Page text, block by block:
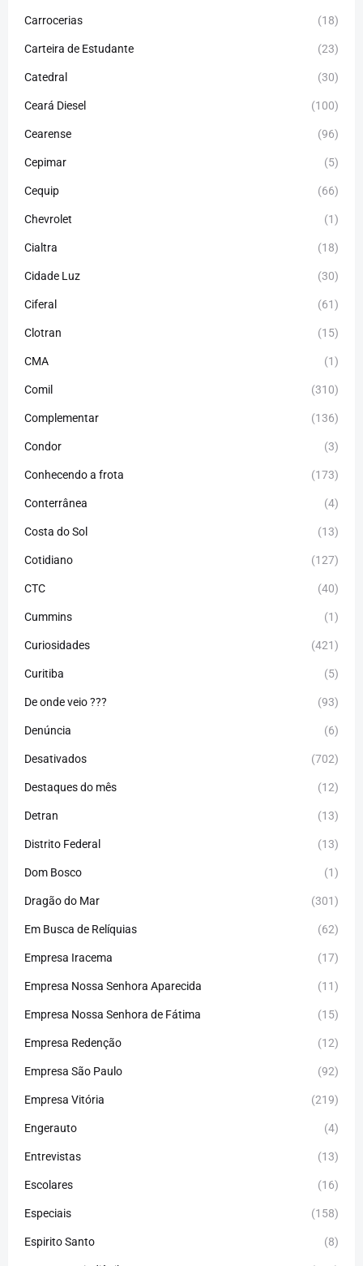
Carrocerias (18)
Carteira de Estudante (23)
Catedral (30)
Ceará Diesel (100)
Cearense (96)
Cepimar (5)
Cequip (66)
Chevrolet (1)
Cialtra (18)
Cidade Luz (30)
Ciferal (61)
Clotran (15)
CMA (1)
Comil (310)
Complementar (136)
Condor (3)
Conhecendo a frota (173)
Conterrânea (4)
Costa do Sol (13)
Cotidiano (127)
CTC (40)
Cummins (1)
Curiosidades (421)
Curitiba (5)
De onde veio ??? (93)
Denúncia (6)
Desativados (702)
Destaques do mês (12)
Detran (13)
Distrito Federal (13)
Dom Bosco (1)
Dragão do Mar (301)
Em Busca de Relíquias (62)
Empresa Iracema (17)
Empresa Nossa Senhora Aparecida (11)
Empresa Nossa Senhora de Fátima (15)
Empresa Redenção (12)
Empresa São Paulo (92)
Empresa Vitória (219)
Engerauto (4)
Entrevistas (13)
Escolares (16)
Especiais (158)
Espirito Santo (8)